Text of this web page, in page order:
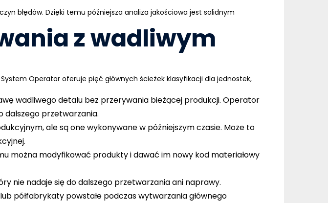
błędów. Dzięki temu późniejsza analiza jakościowa jest solidnym
z wadliwym
Operator oferuje pięć głównych ścieżek klasyfikacji dla jednostek,
wadliwego detalu bez przerywania bieżącej produkcji. Operator
dalszego przetwarzania.
ale są one wykonywane w późniejszym czasie. Może to
można modyfikować produkty i dawać im nowy kod materiałowy
nie nadaje się do dalszego przetwarzania ani naprawy.
półfabrykaty powstałe podczas wytwarzania głównego